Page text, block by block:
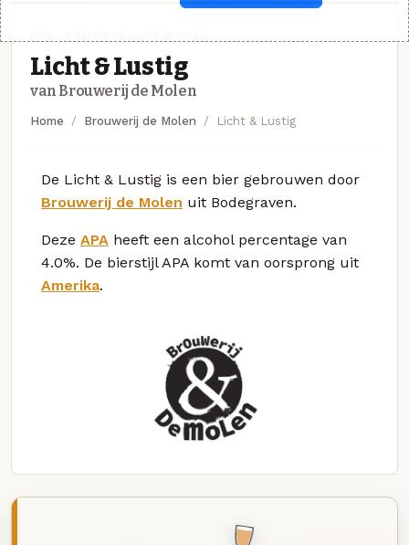
Licht & Lustig
van Brouwerij de Molen
Home Brouwerij de Molen Licht & Lustig
De Licht & Lustig is een bier gebrouwen door
Brouwerij de Molen uit Bodegraven.
Deze APA heeft een alcohol percentage van
4.0%. De bierstijl APA komt van oorsprong uit
Amerika.